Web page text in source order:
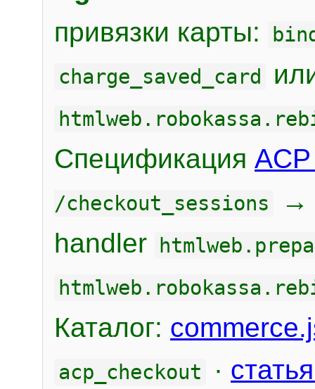
привязки карты:
charge_saved_card
Спецификация
/checkout_sessions
handler
Каталог:
acp_checkout ·